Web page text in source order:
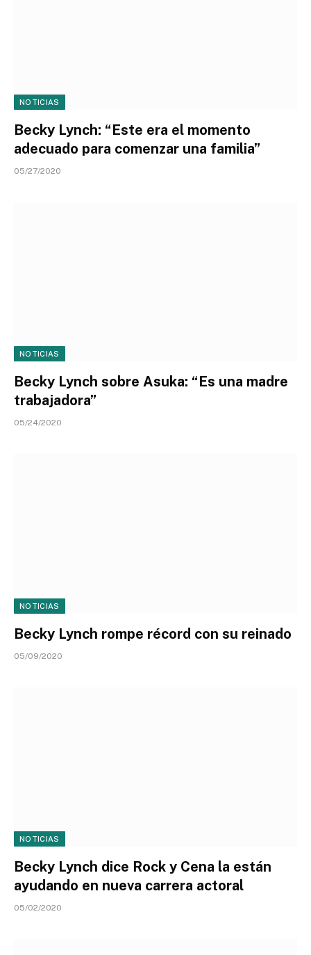
NOTICIAS
Becky Lynch: “Este era el momento
adecuado para comenzar una familia”
05/27/2020
NOTICIAS
Becky Lynch sobre Asuka: “Es una madre
trabajadora”
05/24/2020
NOTICIAS
Becky Lynch rompe récord con su reinado
05/09/2020
NOTICIAS
Becky Lynch dice Rock y Cena la están
ayudando en nueva carrera actoral
05/02/2020